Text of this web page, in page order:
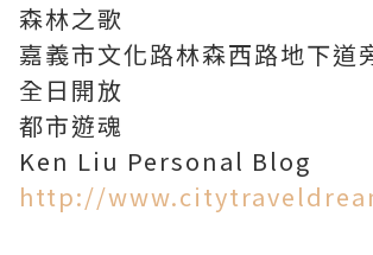
森林之歌
嘉義市文化路林森西路地下道
全日開放
都市遊魂
Ken Liu Personal Blog
http://